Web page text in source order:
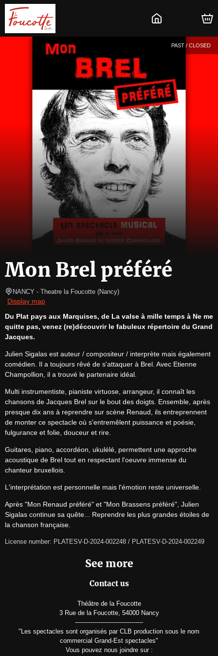
PAST / CLOSED
Mon Brel préféré
NANCY - Theatre la Foucotte (Nancy)
Display map
Du Plat pays aux Marquises, de La valse à mille temps à Ne me
quitte pas, venez (re)découvrir le fabuleux répertoire du Grand
Jacques.
Julien Sigalas est auteur / compositeur / interprète mais également
comédien. Il a toujours rêvé de s'attaquer à Brel. Avec Etienne
Champollion, il a trouvé le partenaire idéal.
Multi instrumentiste, pianiste virtuose, arrangeur, il connaît les
chansons de Jacques Brel sur le bout des doigts. Ensemble, après
presque dix ans à reprendre sur scène Renaud, ils entreprennent
de monter ce spectacle où s'entremêlent puissance et poésie,
fulgurance et folie, douceur et rire.
Guitares, piano, accordéon, ukulélé, permettent une approche
acoustique de Brel tout en respectant l'oeuvre immense du
chanteur bruxellois.
L'interprétation est personnelle mais l'émotion reste universelle.
Après "Mon Renaud préféré" et "Mon Brassens préféré", Julien
Sigalas continue sa quête... Reprendre les plus grandes étoiles de
la chanson française.
License number: PLATESV-D-2024-002248 / PLATESV-D-2024-002249
See more
Contact us
Théâtre de la Foucotte
3 Rue de la Foucotte, 54000 Nancy
-----------------------------------
"Les spectacles sont organisés par CLB production sous le nom
commercial Grand-Est spectacles"
Vous pouvez nous joindre sur :